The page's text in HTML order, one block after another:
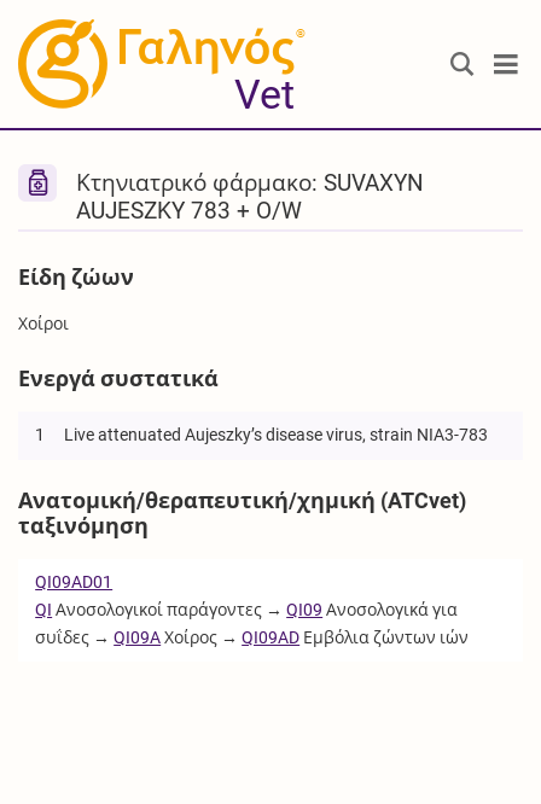
®
Vet
Κτηνιατρικό φάρμακο: SUVAXYN
AUJESZKY 783 + O/W
Είδη ζώων
Χοίροι
Ενεργά συστατικά
1 Live attenuated Aujeszky’s disease virus, strain NIA3-783
Ανατομική/θεραπευτική/χημική (ATCvet)
ταξινόμηση
QI09AD01
QI Ανοσολογικοί παράγοντες →QI09 Ανοσολογικά για
συΐδες →QI09AΧοίρος →QI09AD Εμβόλια ζώντων ιών